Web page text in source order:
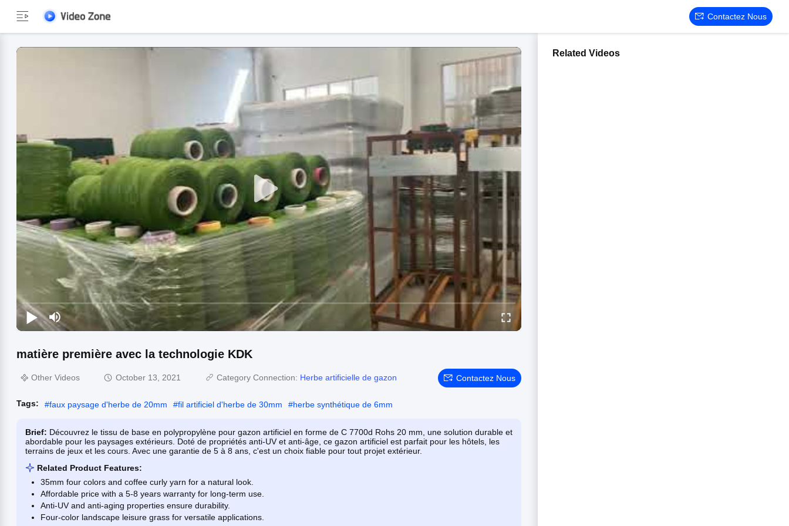
Contactez Nous
matière première avec la technologie KDK
Other Videos October 13, 2021 Category Connection: Herbe artificielle de gazon Contactez Nous
Tags: #faux paysage d'herbe de 20mm #fil artificiel d'herbe de 30mm #herbe synthétique de 6mm
Brief: Découvrez le tissu de base en polypropylène pour gazon artificiel en forme de C 7700d Rohs 20 mm, une solution durable et
abordable pour les paysages extérieurs. Doté de propriétés anti-UV et anti-âge, ce gazon artificiel est parfait pour les hôtels, les
terrains de jeux et les cours. Avec une garantie de 5 à 8 ans, c'est un choix fiable pour tout projet extérieur.
Related Product Features:
35mm four colors and coffee curly yarn for a natural look.
Affordable price with a 5-8 years warranty for long-term use.
Anti-UV and anti-aging properties ensure durability.
Four-color landscape leisure grass for versatile applications.
Related Videos